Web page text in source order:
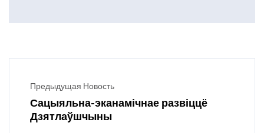
Предыдущая Новость
Сацыяльна-эканамічнае развіццё
Дзятлаўшчыны